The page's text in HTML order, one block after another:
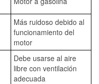
Más ruidoso debido al
funcionamiento del
motor
Debe usarse al aire
libre con ventilación
adecuada